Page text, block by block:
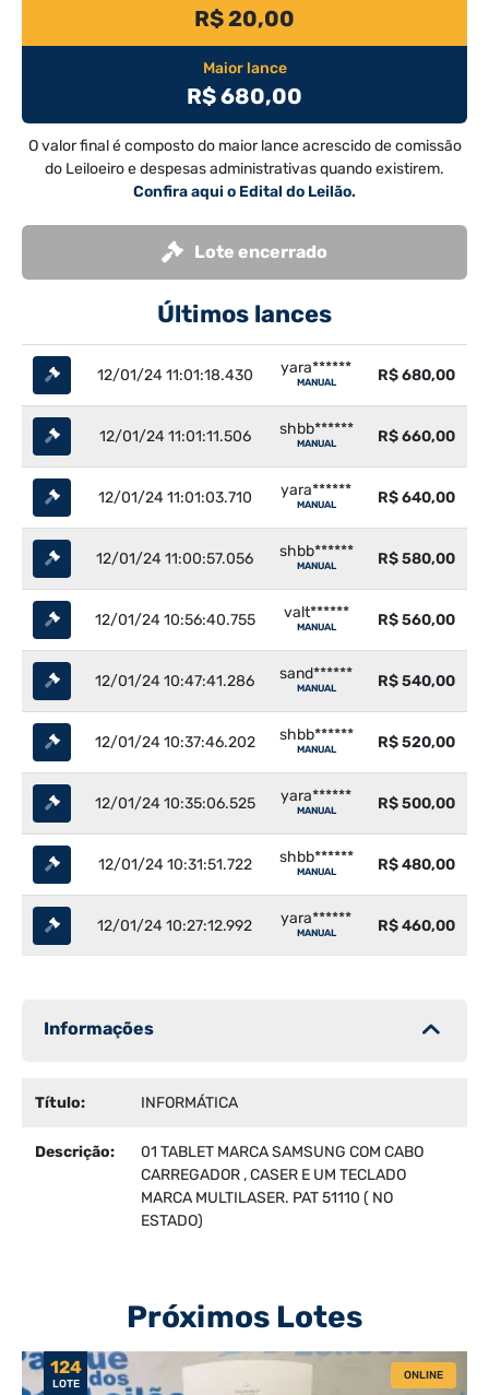
R$ 20,00
Maior lance
R$ 680,00
O valor final é composto do maior lance acrescido de comissão
do Leiloeiro e despesas administrativas quando existirem.
Confira aqui o Edital do Leilão.
Lote encerrado
Últimos lances
12/01/24 11:01:18.430 yara******
MANUAL R$ 680,00
12/01/24 11:01:11.506 shbb******
MANUAL R$ 660,00
12/01/24 11:01:03.710 yara******
MANUAL R$ 640,00
12/01/24 11:00:57.056 shbb******
MANUAL R$ 580,00
12/01/24 10:56:40.755 valt******
MANUAL R$ 560,00
12/01/24 10:47:41.286 sand******
MANUAL R$ 540,00
12/01/24 10:37:46.202 shbb******
MANUAL R$ 520,00
12/01/24 10:35:06.525 yara******
MANUAL R$ 500,00
12/01/24 10:31:51.722 shbb******
MANUAL R$ 480,00
12/01/24 10:27:12.992 yara******
MANUAL R$ 460,00
Informações
Título: INFORMÁTICA
Descrição:
01 TABLET MARCA SAMSUNG COM CABO
CARREGADOR , CASER E UM TECLADO
MARCA MULTILASER. PAT 51110 ( NO
ESTADO)
Próximos Lotes
124
LOTE
ONLINE